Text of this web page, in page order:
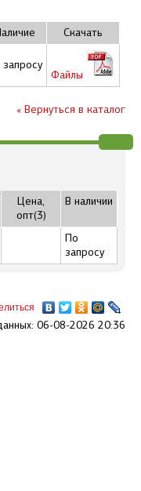
Скачать
Файлы
« Вернуться в каталог
Цена,
опт(3)
В наличии
По
запросу
06-08-2026 20:36